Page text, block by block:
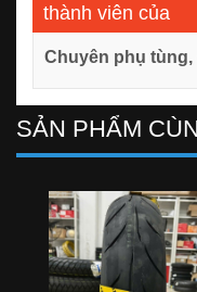
thành viên của
Chuyên phụ
SẢN PHẨM